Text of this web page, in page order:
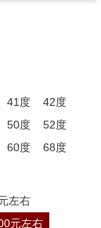
41度
42度
50度
52度
60度 68度
左右
元左右